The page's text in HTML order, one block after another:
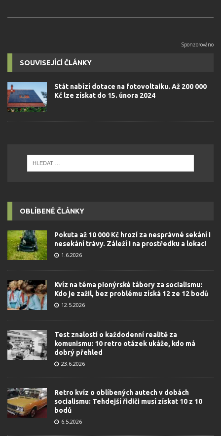
SOUVISEJÍCÍ ČLÁNKY
Stát nabízí dotace na fotovoltaiku. Až 200 000
Kč lze získat do 15. února 2024
OBLÍBENÉ ČLÁNKY
Pokuta až 10 000 Kč hrozí za nesprávné sekání i
nesekání trávy. Záleží i na prostředku a lokaci
1.6.2026
Kvíz na téma pionýrské tábory za socialismu:
Kdo je zažil, bez problému získá 12 ze 12 bodů
12.5.2026
Test znalostí o každodenní realitě za
komunismu: 10 retro otázek ukáže, kdo má
dobrý přehled
23.6.2026
Retro kvíz o oblíbených autech v dobách
socialismu: Tehdejší řidiči musí získat 10 z 10
bodů
6.5.2026